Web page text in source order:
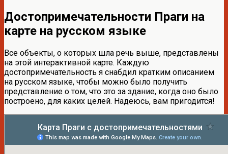
Достопримечательности Праги на
карте на русском языке
Все объекты, о которых шла речь выше, представлены
на этой интерактивной карте. Каждую
достопримечательность я снабдил кратким описанием
на русском языке, чтобы можно было получить
представление о том, что это за здание, когда оно было
построено, для каких целей. Надеюсь, вам пригодится!